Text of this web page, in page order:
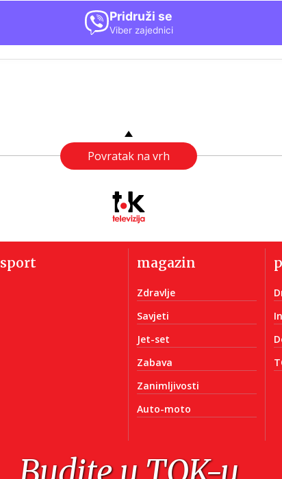
Pridruži se
Viber zajednici
Povratak na vrh
sport magazin
Zdravlje
Savjeti
Jet-set
Zabava
Zanimljivosti
Auto-moto